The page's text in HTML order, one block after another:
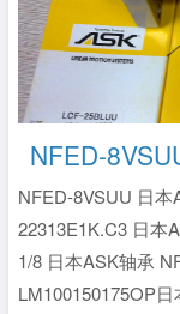
NFED-
NFED-8VSUU 日本
22313E1K.C3 日本
1/8 日本ASK轴承
LM100150175OP